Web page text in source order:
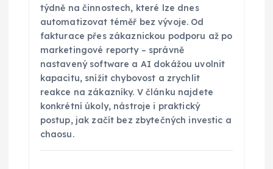
týdně na činnostech, které lze dnes
automatizovat téměř bez vývoje. Od
fakturace přes zákaznickou podporu až po
marketingové reporty – správně
nastavený software a AI dokážou uvolnit
kapacitu, snížit chybovost a zrychlit
reakce na zákazníky. V článku najdete
konkrétní úkoly, nástroje i praktický
postup, jak začít bez zbytečných investic a
chaosu.